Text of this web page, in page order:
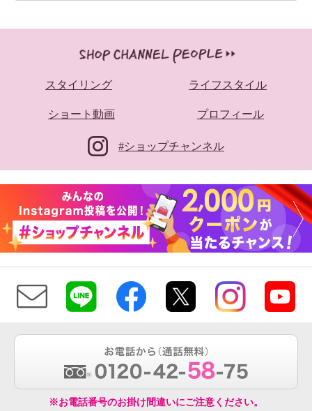
スタイリング ライフスタイル
ショート動画 プロフィール
#ショップチャンネル
※お電話番号のお掛け間違いにご注意ください。